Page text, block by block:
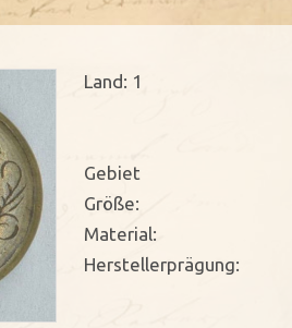
Land: 1
Gebiet
Größe:
Material:
Herstellerprägung: